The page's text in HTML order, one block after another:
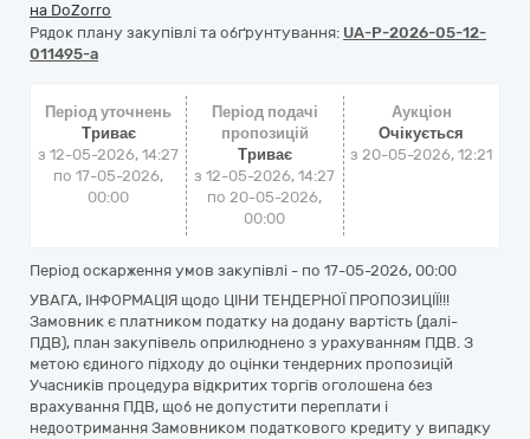
на DoZorro
Рядок плану закупівлі та обґрунтування: UA-P-2026-05-12-
011495-a
Період уточнень
Триває
з 12-05-2026, 14:27
по 17-05-2026,
00:00
Період подачі
пропозицій
Триває
з 12-05-2026, 14:27
по 20-05-2026,
00:00
Аукціон
Очікується
з20-05-2026, 12:21
Період оскарження умов закупівлі - по 17-05-2026, 00:00
УВАГА, ІНФОРМАЦІЯ щодо ЦІНИ ТЕНДЕРНОЇ ПРОПОЗИЦІЇ!!!
Замовник є платником податку на додану вартість (далі-
ПДВ), план закупівель оприлюднено з урахуванням ПДВ. З
метою єдиного підходу до оцінки тендерних пропозицій
Учасників процедура відкритих торгів оголошена без
врахування ПДВ, щоб не допустити переплати і
недоотримання Замовником податкового кредиту у випадку